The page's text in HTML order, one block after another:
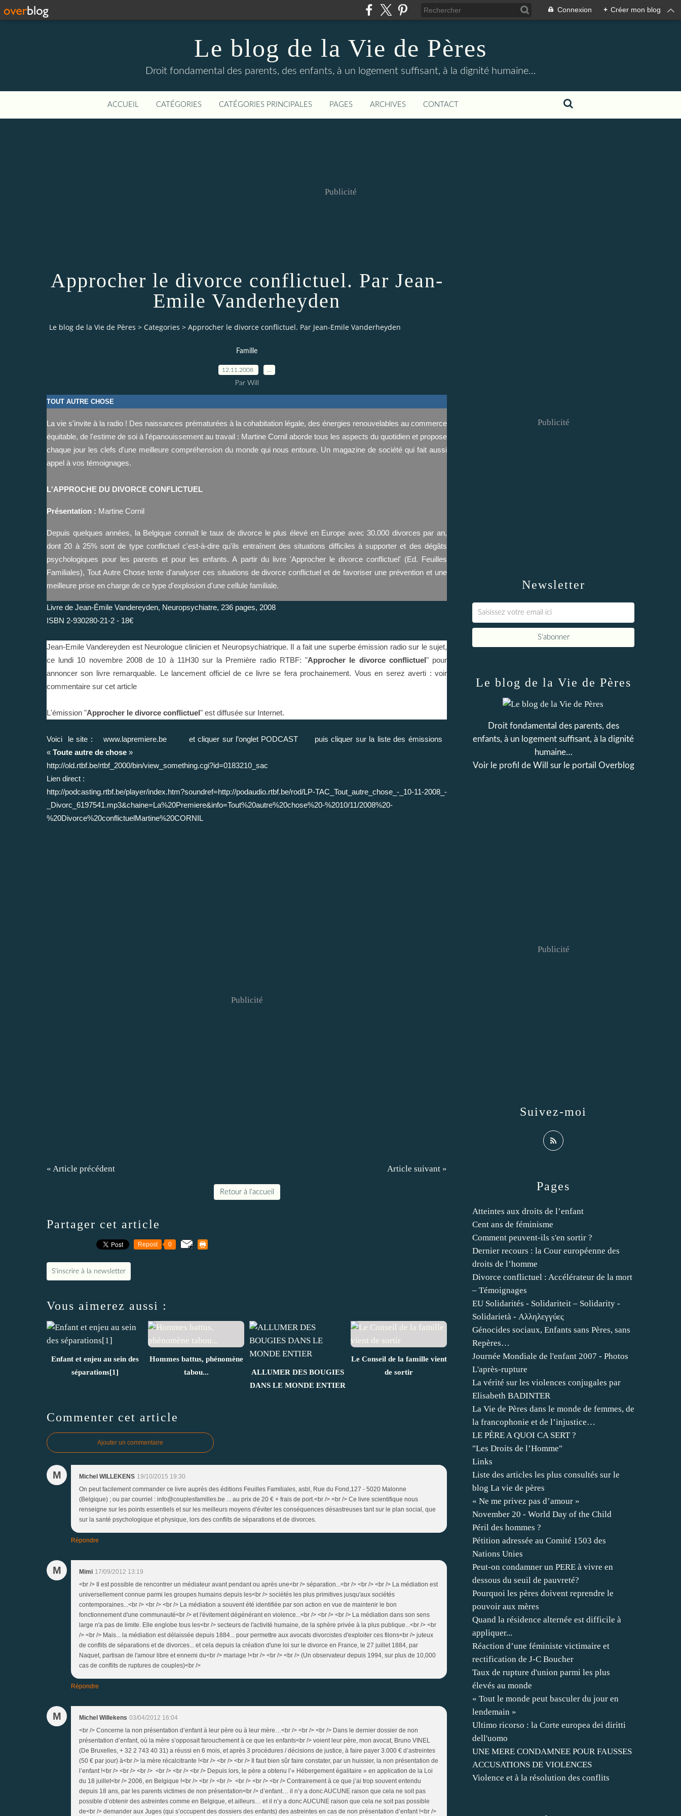
Connexion + Créer mon blog
Le blog de la Vie de Pères
Droit fondamental des parents, des enfants, à un logement suffisant, à la dignité humaine…
ACCUEIL CATÉGORIES CATÉGORIES PRINCIPALES PAGES ARCHIVES CONTACT
Publicité
Approcher le divorce conflictuel. Par Jean-
Emile Vanderheyden
Le blog de la Vie de Pères > Categories > Approcher le divorce conflictuel. Par Jean-Emile Vanderheyden
Famille
12.11.2008
Par Will
TOUT AUTRE CHOSE
La vie s'invite à la radio ! Des naissances prématurées à la cohabitation légale, des énergies renouvelables au commerce
équitable, de l'estime de soi à l'épanouissement au travail : Martine Cornil aborde tous les aspects du quotidien et propose
chaque jour les clefs d'une meilleure compréhension du monde qui nous entoure. Un magazine de société qui fait aussi
appel à vos témoignages.
L'APPROCHE DU DIVORCE CONFLICTUEL
Présentation : Martine Cornil
Depuis quelques années, la Belgique connaît le taux de divorce le plus élevé en Europe avec 30.000 divorces par an,
dont 20 à 25% sont de type conflictuel c'est-à-dire qu'ils entraînent des situations difficiles à supporter et des dégâts
psychologiques pour les parents et pour les enfants. A partir du livre 'Approcher le divorce conflictuel' (Ed. Feuilles
Familiales), Tout Autre Chose tente d'analyser ces situations de divorce conflictuel et de favoriser une prévention et une
meilleure prise en charge de ce type d'explosion d'une cellule familiale.
Livre de Jean-Émile Vandereyden, Neuropsychiatre, 236 pages, 2008
ISBN 2-930280-21-2 - 18€
Jean-Emile Vandereyden est Neurologue clinicien et Neuropsychiatrique. Il a fait une superbe émission radio sur le sujet,
ce lundi 10 novembre 2008 de 10 à 11H30 sur la Première radio RTBF: "Approcher le divorce conflictuel " pour
annoncer son livre remarquable. Le lancement officiel de ce livre se fera prochainement. Vous en serez averti : voir
commentaire sur cet article
L'émission "Approcher le divorce conflictuel " est diffusée sur Internet.
Voici le site :www.lapremiere.be et cliquer sur l’onglet PODCAST puis cliquer sur la liste des émissions
« Toute autre de chose »
http://old.rtbf.be/rtbf_2000/bin/view_something.cgi?id=0183210_sac
Lien direct :
http://podcasting.rtbf.be/player/index.htm?soundref=http://podaudio.rtbf.be/rod/LP-TAC_Tout_autre_chose_-_10-11-2008_-
_Divorc_6197541.mp3&chaine=La%20Premiere&info=Tout%20autre%20chose%20-%2010/11/2008%20-
%20Divorce%20conflictuelMartine%20CORNIL
Publicité
« Article précédent Article suivant »
Retour à l'accueil
Partager cet article
Repost 0
S'inscrire à la newsletter
Vous aimerez aussi :
Enfant et enjeu au sein des
séparations[1]
Hommes battus, phénomène
tabou...
ALLUMER DES BOUGIES
DANS LE MONDE ENTIER
Le Conseil de la famille vient
de sortir
Commenter cet article
Ajouter un commentaire
M Michel WILLEKENS 19/10/2015 19:30
On peut facilement commander ce livre auprès des éditions Feuilles Familiales, asbl, Rue du Fond,127 - 5020 Malonne
(Belgique) ; ou par courriel : info@couplesfamilles.be ... au prix de 20 € + frais de port.<br /> <br /> Ce livre scientifique nous
renseigne sur les points essentiels et sur les meilleurs moyens d'éviter les conséquences désastreuses tant sur le plan social, que
sur la santé psychologique et physique, lors des conflits de séparations et de divorces.
Répondre
M Mimi 17/09/2012 13:19
<br /> Il est possible de rencontrer un médiateur avant pendant ou après une<br /> séparation...<br /> <br /> <br /> La médiation est
universellement connue parmi les groupes humains depuis les<br /> sociétés les plus primitives jusqu'aux sociétés
contemporaines...<br /> <br /> <br /> La médiation a souvent été identifiée par son action en vue de maintenir le bon
fonctionnement d'une communauté<br /> et l'évitement dégénérant en violence...<br /> <br /> <br /> La médiation dans son sens
large n'a pas de limite. Elle englobe tous les<br /> secteurs de l'activité humaine, de la sphère privée à la plus publique...<br /> <br
/> <br /> Mais... la médiation est délaissée depuis 1884... pour permettre aux avocats divorcistes d'exploiter ces filons<br /> juteux
de conflits de séparations et de divorces... et cela depuis la création d'une loi sur le divorce en France, le 27 juillet 1884, par
Naquet, partisan de l'amour libre et ennemi du<br /> mariage !<br /> <br /> <br /> (Un observateur depuis 1994, sur plus de 10,000
cas de conflits de ruptures de couples)<br />
Répondre
M Michel Willekens 03/04/2012 16:04
<br /> Concerne la non présentation d’enfant à leur père ou à leur mère…<br /> <br /> <br /> Dans le dernier dossier de non
présentation d’enfant, où la mère s’opposait farouchement à ce que les enfants<br /> voient leur père, mon avocat, Bruno VINEL
(De Bruxelles, + 32 2 743 40 31) a réussi en 6 mois, et après 3 procédures / décisions de justice, à faire payer 3.000 € d’astreintes
(50 € par jour) à<br /> la mère récalcitrante !<br /> <br /> <br /> Il faut bien sûr faire constater, par un huissier, la non présentation de
l’enfant !<br /> <br /> <br /> <br /> <br /> <br /> Depuis lors, le père a obtenu l’« Hébergement égalitaire » en application de la Loi
du 18 juillet<br /> 2006, en Belgique !<br /> <br /> <br /> <br /> <br /> <br /> Contrairement à ce que j’ai trop souvent entendu
depuis 18 ans, par les parents victimes de non présentation<br /> d’enfant… il n’y a donc AUCUNE raison que cela ne soit pas
possible d’obtenir des astreintes comme en Belgique, et ailleurs… et il n’y a donc AUCUNE raison que cela ne soit pas possible
de<br /> demander aux Juges (qui s’occupent des dossiers des enfants) des astreintes en cas de non présentation d’enfant !<br />
Newsletter
Publicité
Pages
Atteintes aux droits de l’enfant
Cent ans de féminisme
Comment peuvent-ils s'en sortir ?
Dernier recours : la Cour européenne des
droits de l’homme
Divorce conflictuel : Accélérateur de la mort
– Témoignages
EU Solidarités - Solidariteit – Solidarity -
Solidarietà - Αλληλεγγύες
Génocides sociaux, Enfants sans Pères, sans
Repères…
Journée Mondiale de l'enfant 2007 - Photos
L'après-rupture
La vérité sur les violences conjugales par
Elisabeth BADINTER
La Vie de Pères dans le monde de femmes, de
la francophonie et de l’injustice…
LE PÈRE A QUOI CA SERT ?
"Les Droits de l’Homme"
Links
Liste des articles les plus consultés sur le
blog La vie de pères
« Ne me privez pas d’amour »
November 20 - World Day of the Child
Péril des hommes ?
Pétition adressée au Comité 1503 des
Nations Unies
Peut-on condamner un PERE à vivre en
dessous du seuil de pauvreté?
Pourquoi les pères doivent reprendre le
pouvoir aux mères
Quand la résidence alternée est difficile à
appliquer...
Réaction d’une féministe victimaire et
rectification de J-C Boucher
Taux de rupture d'union parmi les plus
élevés au monde
« Tout le monde peut basculer du jour en
lendemain »
Ultimo ricorso : la Corte europea dei diritti
dell'uomo
UNE MERE CONDAMNEE POUR FAUSSES
ACCUSATIONS DE VIOLENCES
Violence et à la résolution des conflits
Le blog de la Vie de Pères
Droit fondamental des parents, des
enfants, à un logement suffisant, à la dignité
humaine…
Voir le profil de Will sur le portail Overblog
Suivez-moi
Publicité